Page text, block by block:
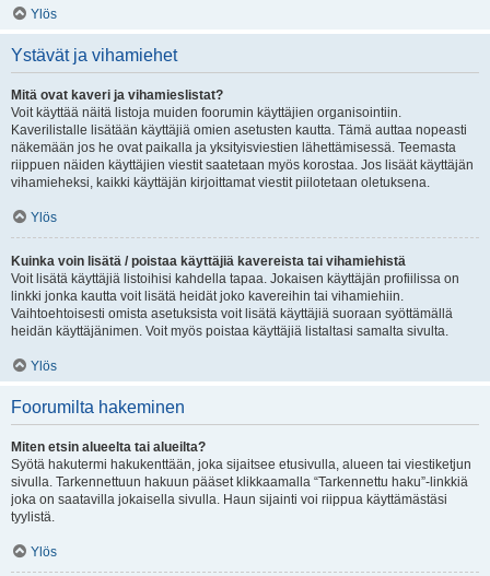
Ylös
Ystävät ja vihamiehet
Mitä ovat kaveri ja vihamieslistat?
Voit käyttää näitä listoja muiden foorumin käyttäjien organisointiin.
Kaverilistalle lisätään käyttäjiä omien asetusten kautta. Tämä auttaa nopeasti
näkemään jos he ovat paikalla ja yksityisviestien lähettämisessä. Teemasta
riippuen näiden käyttäjien viestit saatetaan myös korostaa. Jos lisäät käyttäjän
vihamieheksi, kaikki käyttäjän kirjoittamat viestit piilotetaan oletuksena.
Ylös
Kuinka voin lisätä / poistaa käyttäjiä kavereista tai vihamiehistä
Voit lisätä käyttäjiä listoihisi kahdella tapaa. Jokaisen käyttäjän profiilissa on
linkki jonka kautta voit lisätä heidät joko kavereihin tai vihamiehiin.
Vaihtoehtoisesti omista asetuksista voit lisätä käyttäjiä suoraan syöttämällä
heidän käyttäjänimen. Voit myös poistaa käyttäjiä listaltasi samalta sivulta.
Ylös
Foorumilta hakeminen
Miten etsin alueelta tai alueilta?
Syötä hakutermi hakukenttään, joka sijaitsee etusivulla, alueen tai viestiketjun
sivulla. Tarkennettuun hakuun pääset klikkaamalla “Tarkennettu haku”-linkkiä
joka on saatavilla jokaisella sivulla. Haun sijainti voi riippua käyttämästäsi
tyylistä.
Ylös